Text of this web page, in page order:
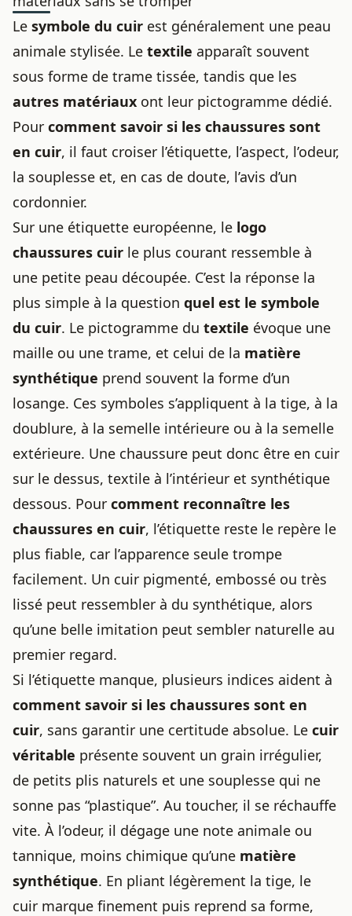
Le symbole du cuir est généralement une peau
animale stylisée. Le textile apparaît souvent
sous forme de trame tissée, tandis que les
autres matériaux ont leur pictogramme dédié.
Pour comment savoir si les chaussures sont
en cuir, il faut croiser l’étiquette, l’aspect, l’odeur,
la souplesse et, en cas de doute, l’avis d’un
cordonnier.
Sur une étiquette européenne, le logo
chaussures cuir le plus courant ressemble à
une petite peau découpée. C’est la réponse la
plus simple à la question quel est le symbole
du cuir. Le pictogramme du textile évoque une
maille ou une trame, et celui de la matière
synthétique prend souvent la forme d’un
losange. Ces symboles s’appliquent à la tige, à la
doublure, à la semelle intérieure ou à la semelle
extérieure. Une chaussure peut donc être en cuir
sur le dessus, textile à l’intérieur et synthétique
dessous. Pour comment reconnaître les
chaussures en cuir, l’étiquette reste le repère le
plus fiable, car l’apparence seule trompe
facilement. Un cuir pigmenté, embossé ou très
lissé peut ressembler à du synthétique, alors
qu’une belle imitation peut sembler naturelle au
premier regard.
Si l’étiquette manque, plusieurs indices aident à
comment savoir si les chaussures sont en
cuir, sans garantir une certitude absolue. Le cuir
véritable présente souvent un grain irrégulier,
de petits plis naturels et une souplesse qui ne
sonne pas “plastique”. Au toucher, il se réchauffe
vite. À l’odeur, il dégage une note animale ou
tannique, moins chimique qu’une matière
synthétique. En pliant légèrement la tige, le
cuir marque finement puis reprend sa forme,